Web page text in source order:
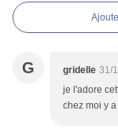
G gridelle 31/
je l'adore
chez moi y